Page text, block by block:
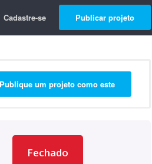
Cadastre-se Publicar projeto
Publique um projeto como este
Fechado